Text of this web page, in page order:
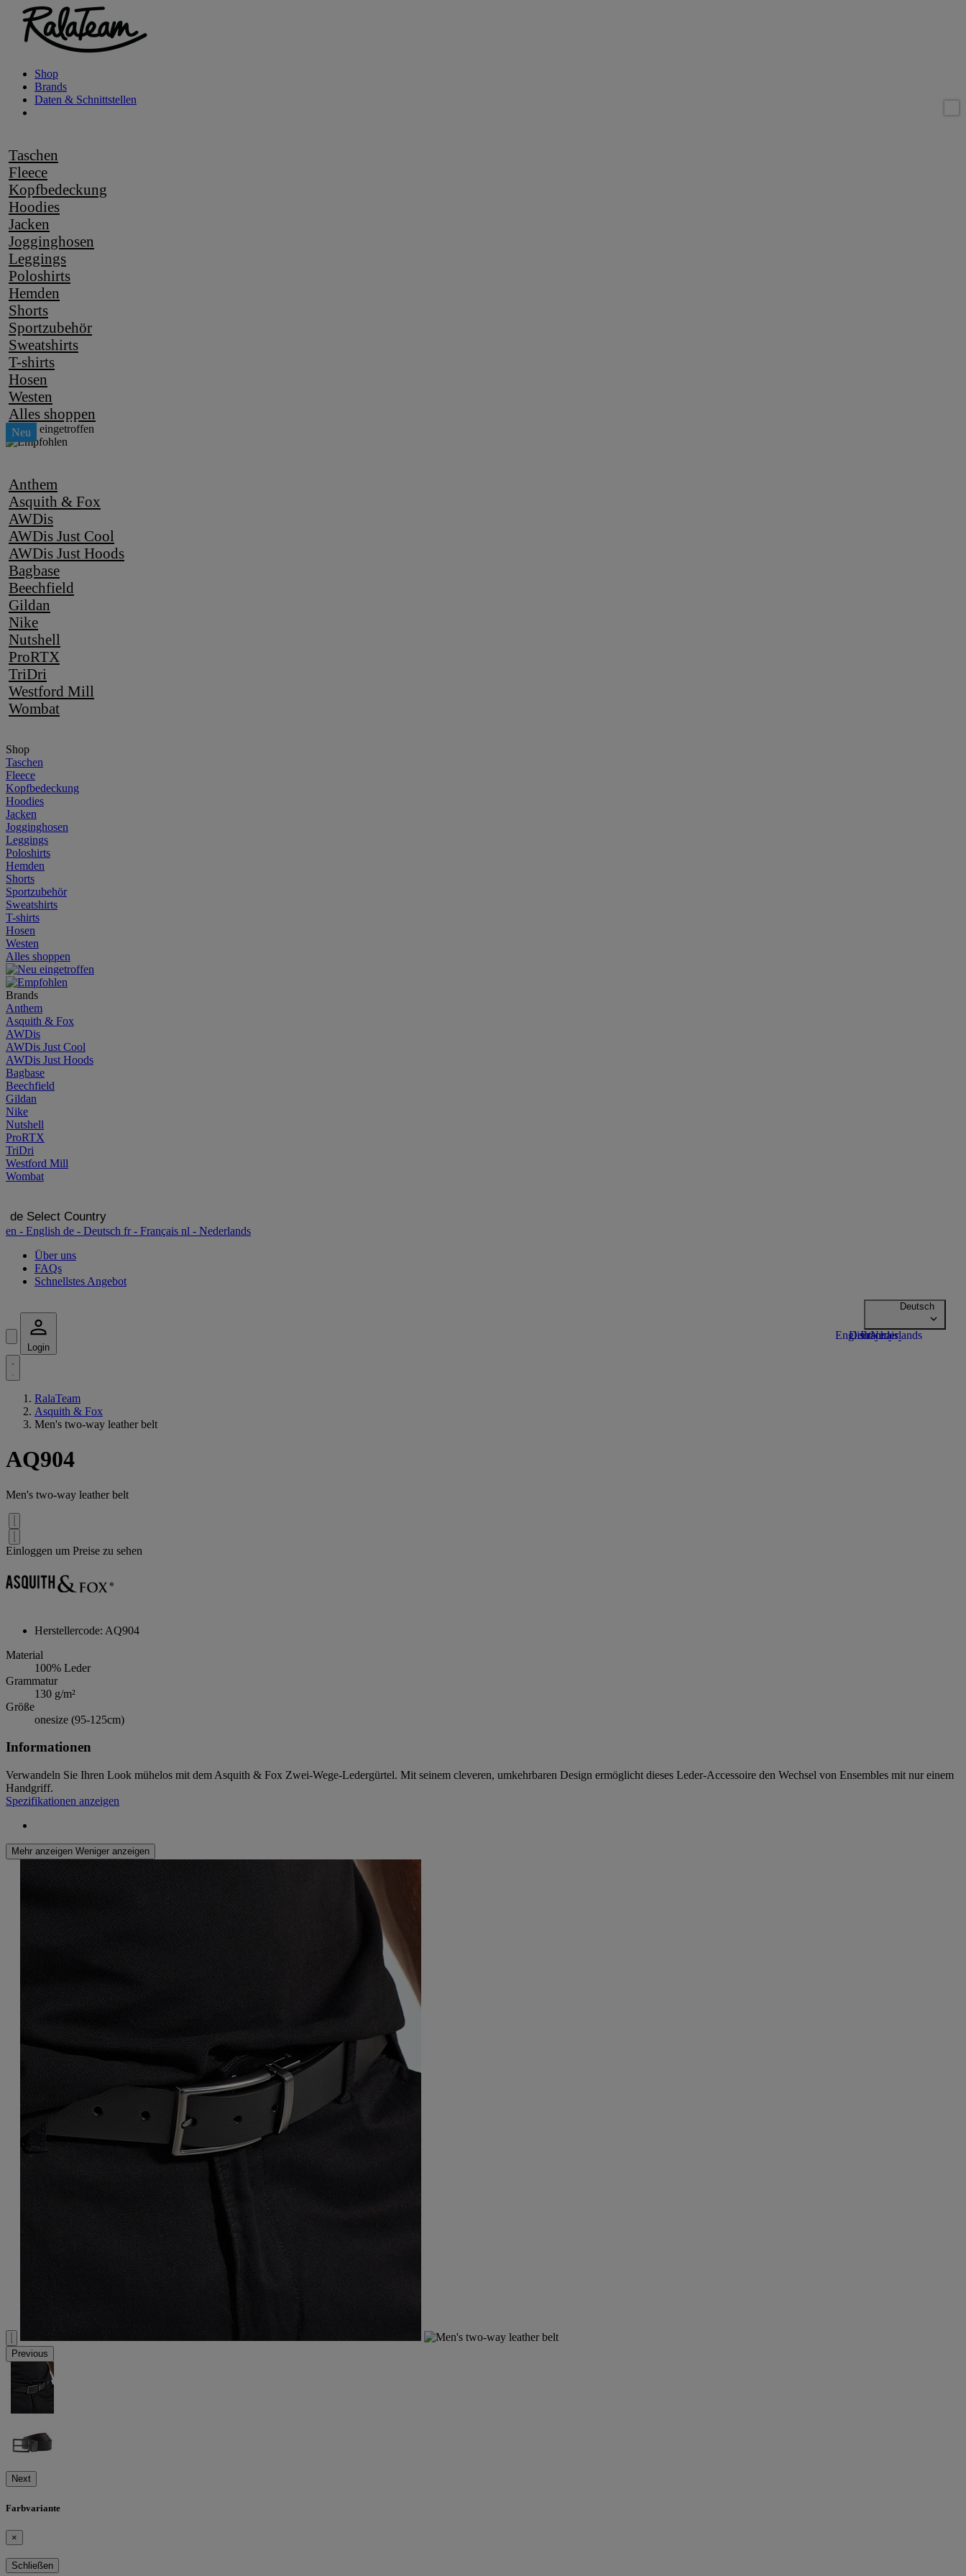
Shop
Brands
Daten & Schnittstellen
Taschen
Fleece
Kopfbedeckung
Hoodies
Jacken
Jogginghosen
Leggings
Poloshirts
Hemden
Shorts
Sportzubehör
Sweatshirts
T-shirts
Hosen
Westen
Alles shoppen
Anthem
Asquith & Fox
AWDis
AWDis Just Cool
AWDis Just Hoods
Bagbase
Beechfield
Gildan
Nike
Nutshell
ProRTX
TriDri
Westford Mill
Wombat
Shop
Taschen
Fleece
Kopfbedeckung
Hoodies
Jacken
Jogginghosen
Leggings
Poloshirts
Hemden
Shorts
Sportzubehör
Sweatshirts
T-shirts
Hosen
Westen
Alles shoppen
Brands
Anthem
Asquith & Fox
AWDis
AWDis Just Cool
AWDis Just Hoods
Bagbase
Beechfield
Gildan
Nike
Nutshell
ProRTX
TriDri
Westford Mill
Wombat
de Select Country
en - English de - Deutsch fr- Français nl - Nederlands
Über uns
FAQs
Schnellstes Angebot
Login
RalaTeam
Asquith & Fox
Men's two-way leather belt
AQ904
Men's two-way leather belt
Einloggen um Preise zu sehen
Herstellercode: AQ904
Material
100% Leder
Grammatur
130 g/m²
Größe
onesize (95-125cm)
Informationen
Verwandeln Sie Ihren Look mühelos mit dem Asquith & Fox Zwei-Wege-Ledergürtel. Mit seinem cleveren, umkehrbaren Design ermöglicht dieses Leder-Accessoire den Wechsel von Ensembles mit nur einem
Handgriff.
Spezifikationen anzeigen
Mehr anzeigen Weniger anzeigen
Previous
Next
Farbvariante
×
Schließen